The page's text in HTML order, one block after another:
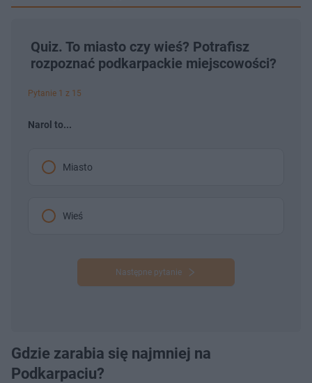
Quiz. To miasto czy wieś? Potrafisz
rozpoznać podkarpackie miejscowości?
Pytanie 1 z 15
Narol to...
Miasto
Wieś
Następne pytanie
Gdzie zarabia się najmniej na
Podkarpaciu?